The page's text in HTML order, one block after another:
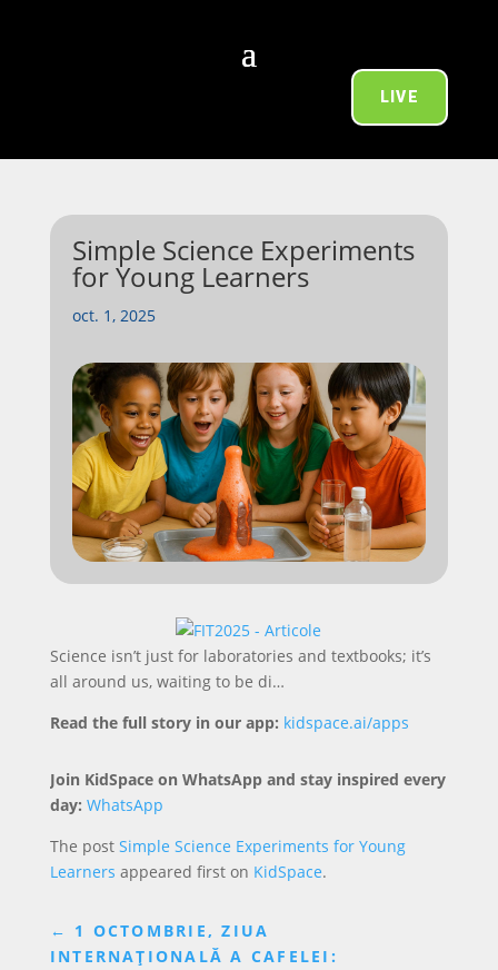
LIVE
Simple Science Experiments
for Young Learners
oct. 1, 2025
Science isn’t just for laboratories and textbooks; it’s
all around us, waiting to be di…
Read the full story in our app: kidspace.ai/apps
Join KidSpace on WhatsApp and stay inspired every
day: WhatsApp
The post Simple Science Experiments for Young
Learners appeared first on KidSpace.
← 1 OCTOMBRIE, ZIUA
INTERNAȚIONALĂ A CAFELEI: